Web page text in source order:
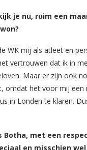
je nu, ruim een
WK mij als atleet en
vertrouwen dat ik in
Maar er zijn ook
omdat het voor mij
in Londen te klaren.
Botha, met een
en misschien